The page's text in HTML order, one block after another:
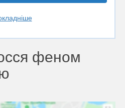
феном